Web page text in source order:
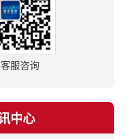
服咨询
中心